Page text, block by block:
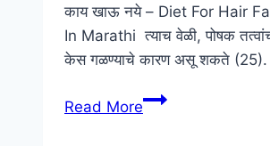
काय खाऊ नये – Diet For Hair
In Marathi त्याच वेळी, पोषक
केस गळण्याचे कारण असू शकते
Read MoreDiet